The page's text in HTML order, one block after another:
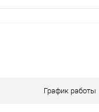
График работы